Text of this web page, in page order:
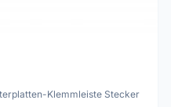
Klemmleiste Stecker